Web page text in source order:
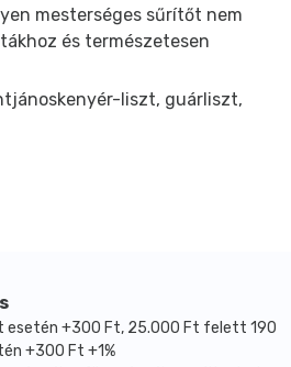
mesterséges sűrítőt nem
és természetesen
liszt, guárliszt,
esetén +300 Ft, 25.000 Ft felett 190
+300 Ft +1%